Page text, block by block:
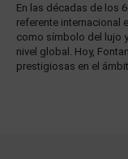
En las décadas de los
referente internacional
como símbolo del lujo
nivel global. Hoy,
prestigiosas en el